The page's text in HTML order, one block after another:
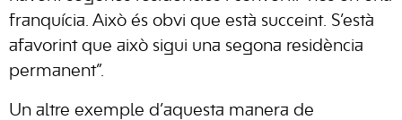
franquícia. Això és obvi que està succeint. S’està
afavorint que això sigui una segona residència
permanent”.
Un altre exemple d’aquesta manera de